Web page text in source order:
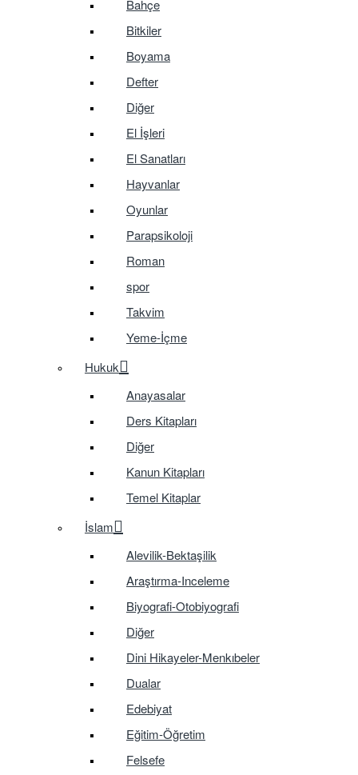
Bahçe
Bitkiler
Boyama
Defter
Diğer
El İşleri
El Sanatları
Hayvanlar
Oyunlar
Parapsikoloji
Roman
spor
Takvim
Yeme-İçme
Hukuk
Anayasalar
Ders Kitapları
Diğer
Kanun Kitapları
Temel Kitaplar
İslam
Alevilik-Bektaşilik
Araştırma-Inceleme
Biyografi-Otobiyografi
Diğer
Dini Hikayeler-Menkıbeler
Dualar
Edebiyat
Eğitim-Öğretim
Felsefe